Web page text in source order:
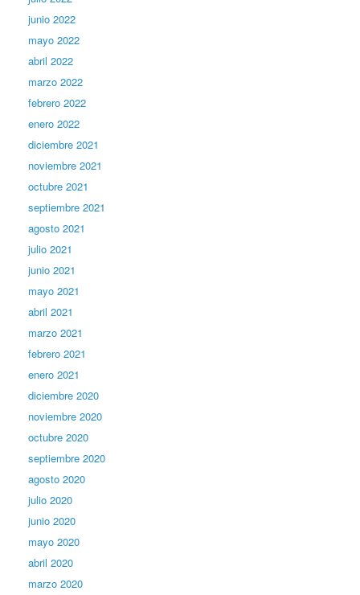
junio 2022
mayo 2022
abril 2022
marzo 2022
febrero 2022
enero 2022
diciembre 2021
noviembre 2021
octubre 2021
septiembre 2021
agosto 2021
julio 2021
junio 2021
mayo 2021
abril 2021
marzo 2021
febrero 2021
enero 2021
diciembre 2020
noviembre 2020
octubre 2020
septiembre 2020
agosto 2020
julio 2020
junio 2020
mayo 2020
abril 2020
marzo 2020